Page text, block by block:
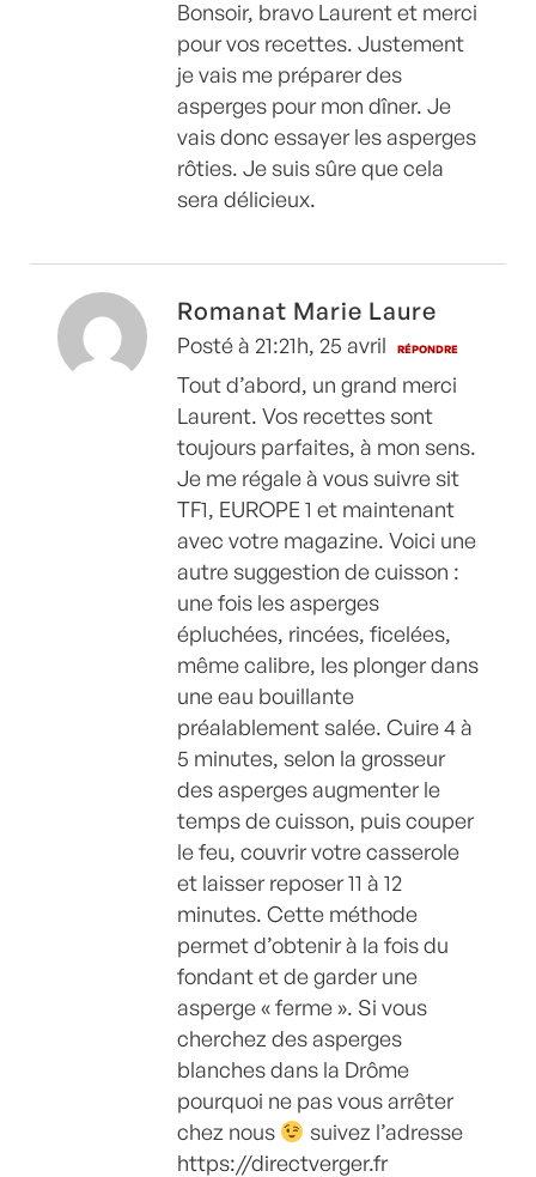
Bonsoir, bravo Laurent et merci
pour vos recettes. Justement
je vais me préparer des
asperges pour mon dîner. Je
vais donc essayer les asperges
rôties. Je suis sûre que cela
sera délicieux.
Romanat Marie Laure
Posté à 21:21h, 25 avril RÉPONDRE
Tout d’abord, un grand merci
Laurent. Vos recettes sont
toujours parfaites, à mon sens.
Je me régale à vous suivre sit
TF1, EUROPE 1 et maintenant
avec votre magazine. Voici une
autre suggestion de cuisson :
une fois les asperges
épluchées, rincées, ficelées,
même calibre, les plonger dans
une eau bouillante
préalablement salée. Cuire 4 à
5 minutes, selon la grosseur
des asperges augmenter le
temps de cuisson, puis couper
le feu, couvrir votre casserole
et laisser reposer 11 à 12
minutes. Cette méthode
permet d’obtenir à la fois du
fondant et de garder une
asperge « ferme ». Si vous
cherchez des asperges
blanches dans la Drôme
pourquoi ne pas vous arrêter
chez nous
suivez l’adresse
https://directverger.fr